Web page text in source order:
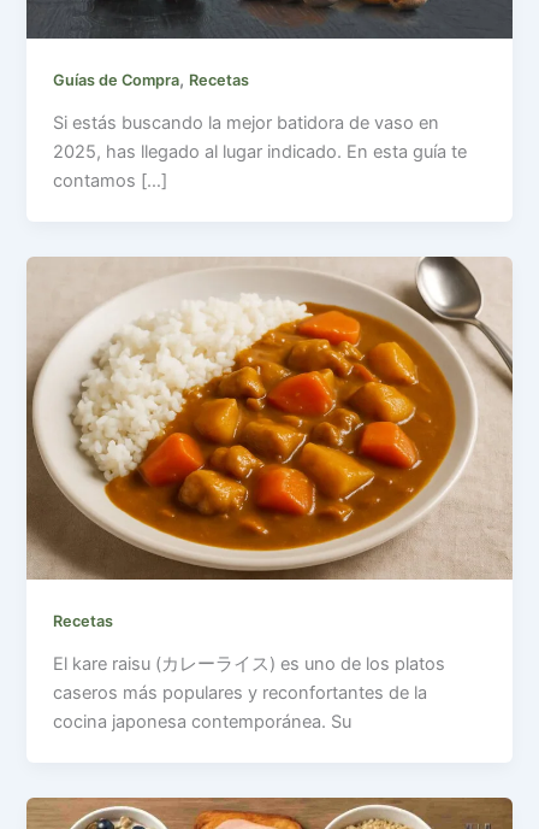
Guías de Compra, Recetas
Si estás buscando la mejor batidora de vaso en
2025, has llegado al lugar indicado. En esta guía te
contamos […]
Recetas
El kare raisu (カレーライス) es uno de los platos
caseros más populares y reconfortantes de la
cocina japonesa contemporánea. Su